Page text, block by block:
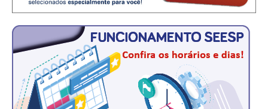
HOMOLOGAÇÕES
FIQUE POR DENTRO
OPORTUNIDADES
APRESENTAÇÃO